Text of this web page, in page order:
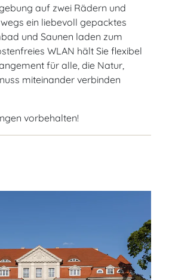
auf zwei Rädern und
ein liebevoll gepacktes
und Saunen laden zum
WLAN hält Sie flexibel
für alle, die Natur,
miteinander verbinden
vorbehalten!